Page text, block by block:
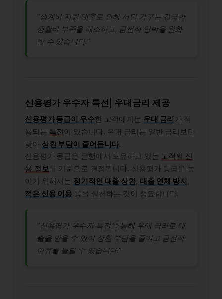
“생계비 지원 대출로 인해 서민 가구는 긴급한
생활비 부족을 해소하고, 금전적 압박을 완화
할 수 있습니다.”
신용평가 우수자 특전| 우대금리 제공
신용평가 등급이 우수한 고객에게는 우대 금리 가 적
용되는 특전 이 있습니다. 우대 금리는 일반 금리보다
낮아 상환 부담이 줄어듭니다
신용평가 등급은 은행에서 보유하고 있는 고객의 신
용 정보 를 기준으로 결정됩니다. 신용평가 등급을 높
이기 위해서는 정기적인 대출 상환 대출 연체 방지
적은 신용 이용 등을 실천하는 것이 중요합니다.
“신용평가 우수자 특전을 통해 우대 금리로 대
출을 받을 수 있어 상환 부담을 줄이고 금전적
여유를 늘릴 수 있습니다.”